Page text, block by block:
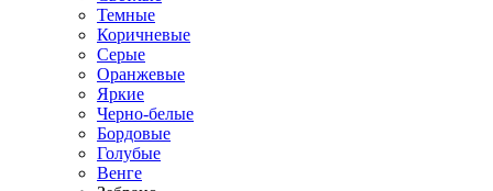
Темные
Коричневые
Серые
Оранжевые
Яркие
Черно-белые
Бордовые
Голубые
Венге